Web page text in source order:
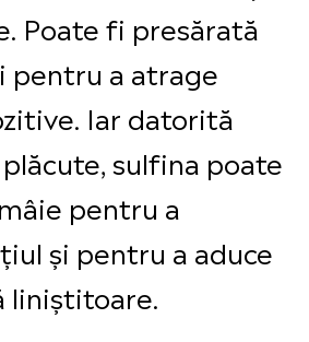
Poate fi presărată
pentru a atrage
Iar datorită
sulfina poate
pentru a
și pentru a aduce
liniștitoare.